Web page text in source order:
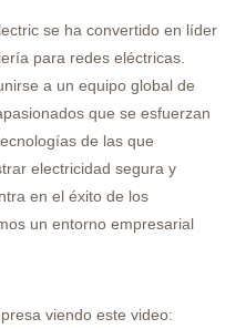
se ha convertido en líder
para redes eléctricas.
a un equipo global de
que se esfuerzan
de las que
electricidad segura y
en el éxito de los
un entorno empresarial
viendo este video: